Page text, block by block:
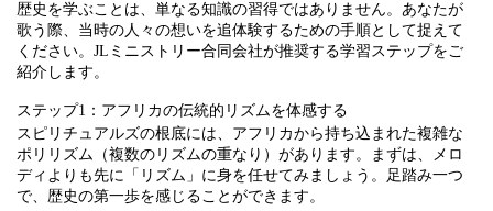
歴史を学ぶことは、単なる知識の習得ではありません。あなたが
歌う際、当時の人々の想いを追体験するための手順として捉えて
ください。JLミニストリー合同会社が推奨する学習ステップをご
紹介します。
ステップ1：アフリカの伝統的リズムを体感する
スピリチュアルズの根底には、アフリカから持ち込まれた複雑な
ポリリズム（複数のリズムの重なり）があります。まずは、メロ
ディよりも先に「リズム」に身を任せてみましょう。足踏み一つ
で、歴史の第一歩を感じることができます。